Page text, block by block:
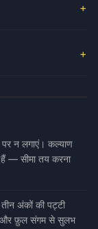
न लगाएं। कल्याण
हैं — सीमा तय करना
अंकों की पट्टी
और फ़ुल संगम से सुलभ